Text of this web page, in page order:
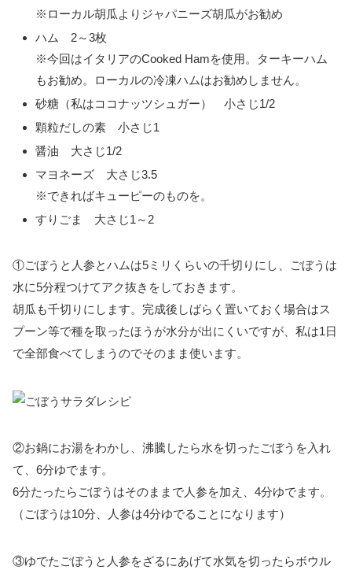
※ローカル胡瓜よりジャパニーズ胡瓜がお勧め
ハム 2～3枚
※今回はイタリアのCooked Hamを使用。ターキーハム
もお勧め。ローカルの冷凍ハムはお勧めしません。
砂糖（私はココナッツシュガー） 小さじ1/2
顆粒だしの素 小さじ1
醤油 大さじ1/2
マヨネーズ 大さじ3.5
※できればキューピーのものを。
すりごま 大さじ1～2
①ごぼうと人参とハムは5ミリくらいの千切りにし、ごぼうは
水に5分程つけてアク抜きをしておきます。
胡瓜も千切りにします。完成後しばらく置いておく場合はス
プーン等で種を取ったほうが水分が出にくいですが、私は1日
で全部食べてしまうのでそのまま使います。
②お鍋にお湯をわかし、沸騰したら水を切ったごぼうを入れ
て、6分ゆでます。
6分たったらごぼうはそのままで人参を加え、4分ゆでます。
（ごぼうは10分、人参は4分ゆでることになります）
③ゆでたごぼうと人参をざるにあげて水気を切ったらボウル